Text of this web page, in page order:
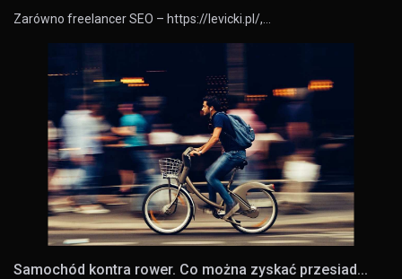
Zarówno freelancer SEO – https://levicki.pl/,…
Samochód kontra rower. Co można zyskać przesiad...